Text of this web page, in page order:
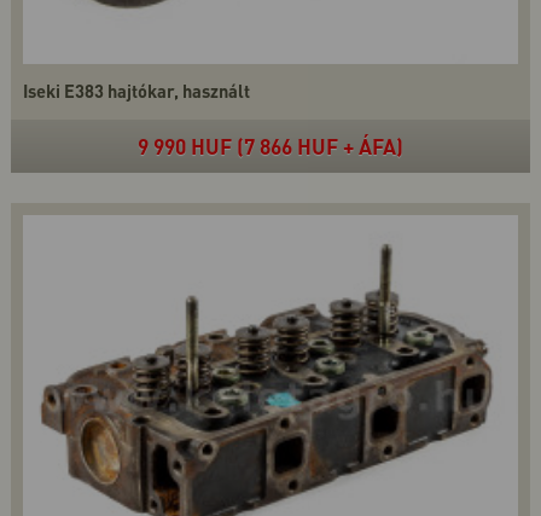
Iseki E383 hajtókar, használt
9 990 HUF (7 866 HUF + ÁFA)